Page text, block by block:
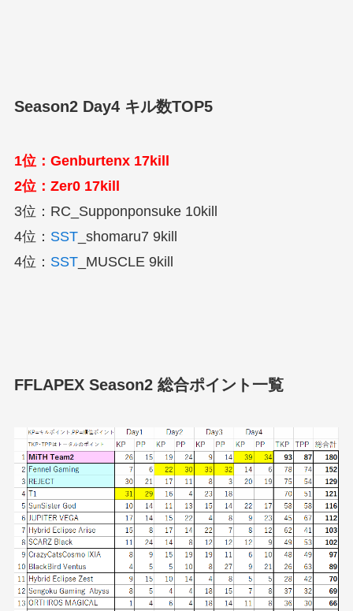
Season2 Day4 キル数TOP5
1位：Genburtenx 17kill
2位：Zer0 17kill
3位：RC_Supponponsuke 10kill
4位： SST_shomaru7 9kill
4位： SST_MUSCLE 9kill
FFLAPEX Season2 総合ポイント一覧